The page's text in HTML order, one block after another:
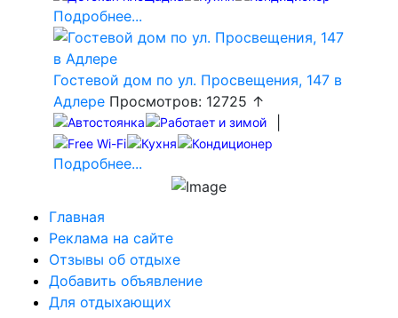
Подробнее...
Гостевой дом по ул. Просвещения, 147 в
Адлере Просмотров: 12725 ↑
Подробнее...
Главная
Реклама на сайте
Отзывы об отдыхе
Добавить объявление
Для отдыхающих